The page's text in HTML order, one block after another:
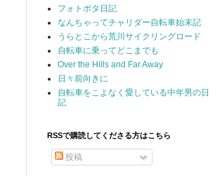
フォトポタ日記
なんちゃってチャリダー自転車始末記
うらとこから荒川サイクリングロード
自転車に乗ってどこまでも
Over the Hills and Far Away
日々前向きに
自転車をこよなく愛している中年男の日
記
RSSで購読してくださる方はこちら
投稿